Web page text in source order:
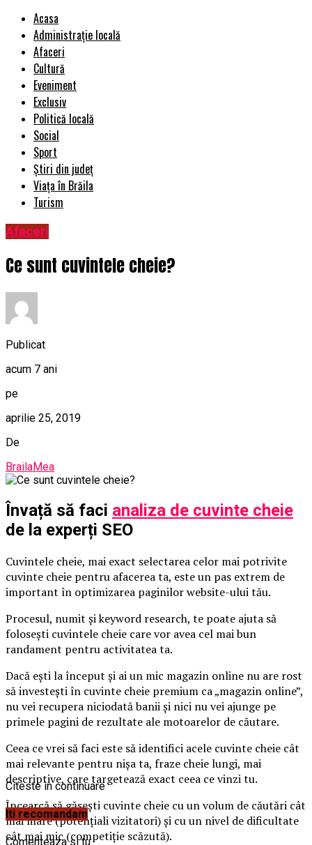
Acasa
Administrație locală
Afaceri
Cultură
Eveniment
Exclusiv
Politică locală
Social
Sport
Știri din județ
Viața în Brăila
Turism
Afaceri
Ce sunt cuvintele cheie?
Publicat
acum 7 ani
pe
aprilie 25, 2019
De
BrailaMea
Învață să faci analiza de cuvinte cheie
de la experți SEO
Cuvintele cheie, mai exact selectarea celor mai potrivite
cuvinte cheie pentru afacerea ta, este un pas extrem de
important în optimizarea paginilor website-ului tău.
Procesul, numit și keyword research, te poate ajuta să
folosești cuvintele cheie care vor avea cel mai bun
randament pentru activitatea ta.
Dacă ești la început și ai un mic magazin online nu are rost
să investești în cuvinte cheie premium ca „magazin online”,
nu vei recupera niciodată banii și nici nu vei ajunge pe
primele pagini de rezultate ale motoarelor de căutare.
Ceea ce vrei să faci este să identifici acele cuvinte cheie cât
mai relevante pentru nișa ta, fraze cheie lungi, mai
descriptive, care targetează exact ceea ce vinzi tu.
Încearcă să găsești cuvinte cheie cu un volum de căutări cât
mai mare (potențiali vizitatori) și cu un nivel de dificultate
cât mai mic (competiție scăzută).
Citeste in continuare
Iti recomandam
Comenteaza si tu